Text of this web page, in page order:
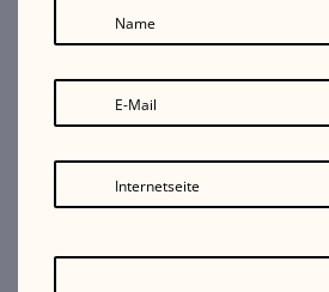
Name
E-Mail
Internetseite